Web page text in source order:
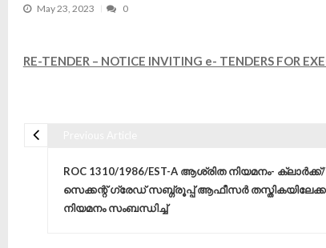
May 23, 2023 0
RE-TENDER – NOTICE INVITING e- TENDERS FOR
ROC 1310/1986/EST-A ആശ്രിത നിയമനം- ക്ലാർക്ക്/
സെക്കന്റ് ഗ്രേഡ് സബ്ഗ്രൂപ്പ് ആഫീസർ
നിയമനം സംബന്ധിച്ച്